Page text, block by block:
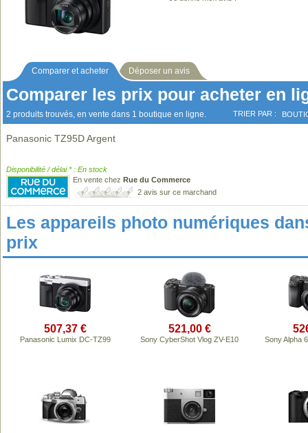
Comparer et acheter Déposer un avis
Comparer les prix pour acheter en
2 produits trouvés, en vente dans 1 boutique en ligne. TRIER PAR :
Panasonic TZ95D Argent
Disponibilité / délai * : En stock
En vente chez Rue du Commerce
2 avis sur ce marchand
Les appareils photo numériques
prix
507,37 €
Panasonic Lumix DC-TZ99
521,00 €
Sony CyberShot Vlog ZV-E10 Sony Alpha